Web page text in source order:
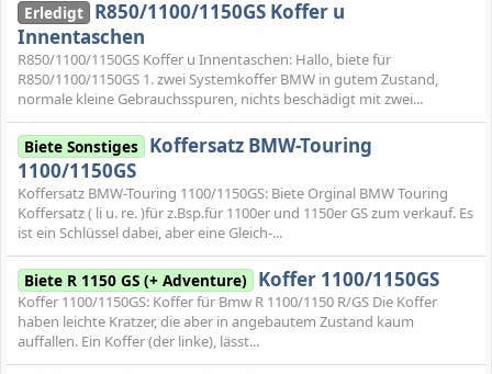
Erledigt R850/1100/1150GS Koffer u
Innentaschen
R850/1100/1150GS Koffer u Innentaschen: Hallo, biete für
R850/1100/1150GS 1. zwei Systemkoffer BMW in gutem Zustand,
normale kleine Gebrauchsspuren, nichts beschädigt mit zwei...
Biete Sonstiges Koffersatz BMW-Touring
1100/1150GS
Koffersatz BMW-Touring 1100/1150GS: Biete Orginal BMW Touring
Koffersatz ( li u. re. )für z.Bsp.für 1100er und 1150er GS zum verkauf. Es
ist ein Schlüssel dabei, aber eine Gleich-...
Biete R 1150 GS (+ Adventure) Koffer 1100/1150GS
Koffer 1100/1150GS: Koffer für Bmw R 1100/1150 R/GS Die Koffer
haben leichte Kratzer, die aber in angebautem Zustand kaum
auffallen. Ein Koffer (der linke), lässt...